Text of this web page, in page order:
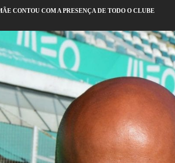
CONTOU COM A PRESENÇA DE TODO O CLUBE